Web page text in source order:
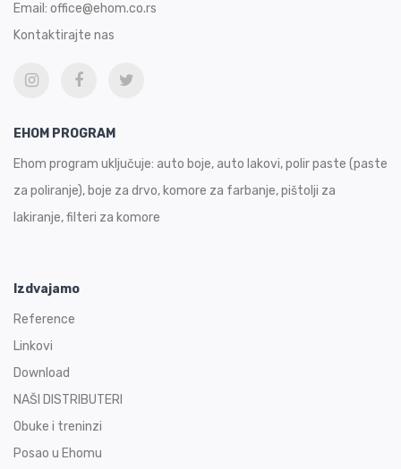
Email: office@ehom.co.rs
Kontaktirajte nas
EHOM PROGRAM
Ehom program uključuje: auto boje, auto lakovi, polir paste (paste
za poliranje), boje za drvo, komore za farbanje, pištolji za
lakiranje, filteri za komore
Izdvajamo
Reference
Linkovi
Download
NAŠI DISTRIBUTERI
Obuke i treninzi
Posao u Ehomu